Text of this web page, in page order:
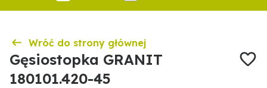
Wróć do strony głównej
Gęsiostopka GRANIT
180101.420-45